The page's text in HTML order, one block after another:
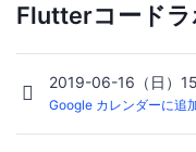
Flutterコード
2019-06-16（日）
Google カレンダーに追